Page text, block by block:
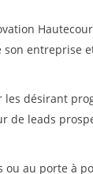
entreprise
les désirant
de leads
au porte à